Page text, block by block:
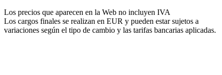
Los precios que aparecen en la Web no incluyen IVA
Los cargos finales se realizan en EUR y pueden estar sujetos a
variaciones según el tipo de cambio y las tarifas bancarias aplicadas.